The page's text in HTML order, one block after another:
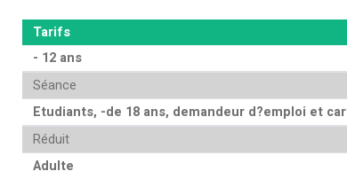
Tarifs
- 12 ans
Séance
Etudiants, -de 18 ans, demandeur d?emploi et
Réduit
Adulte